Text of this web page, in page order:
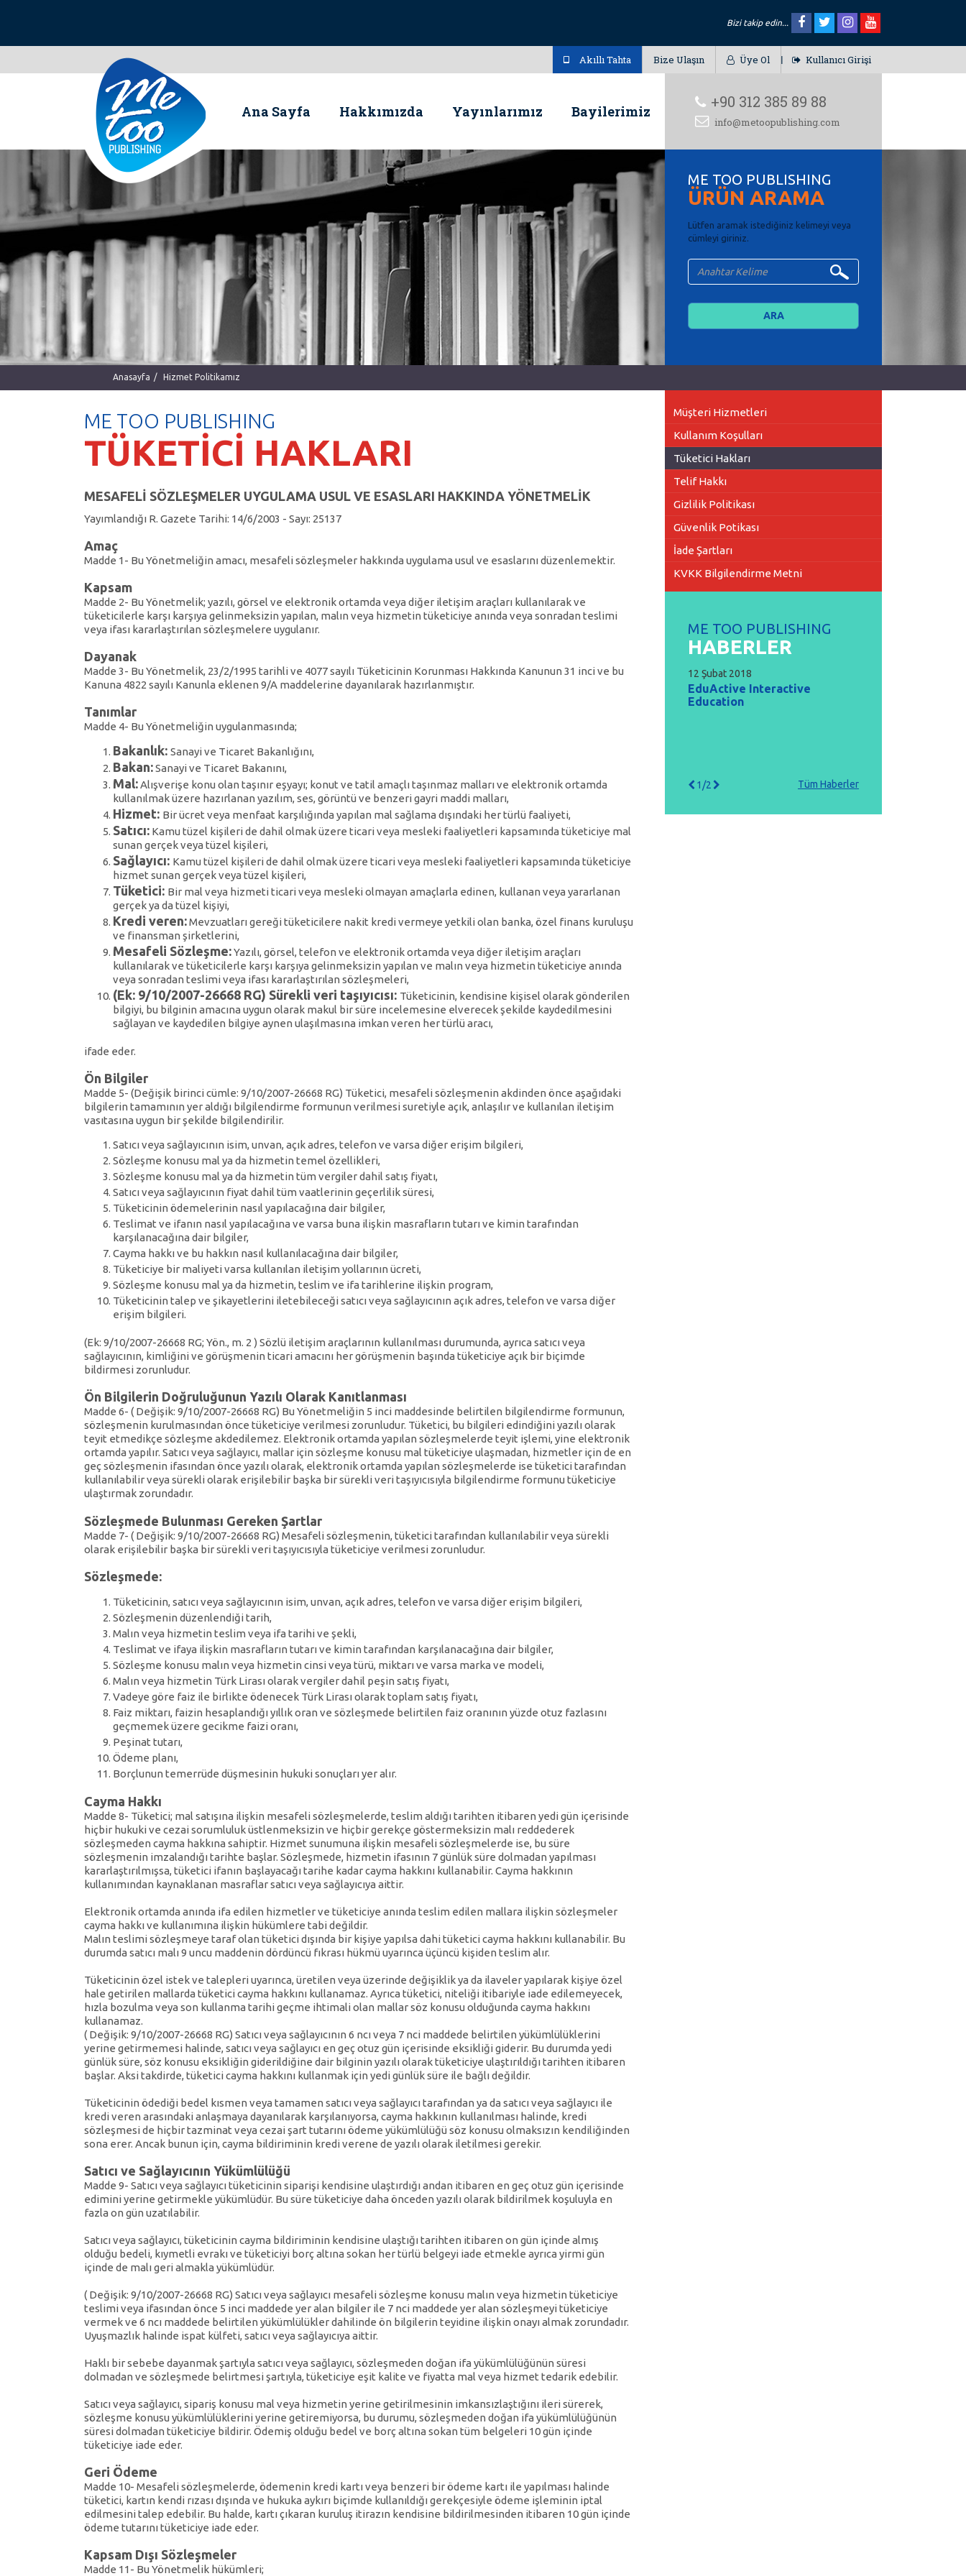
Bizi takip edin...
Akıllı Tahta Bize Ulaşın Üye Ol Kullanıcı Girişi
+90 312 385 89 88
info@metoopublishing.com
Ana Sayfa Hakkımızda Yayınlarımız Bayilerimiz
ME TOO PUBLISHING
ÜRÜN ARAMA
Lütfen aramak istediğiniz kelimeyi veya
cümleyi giriniz.
Anasayfa Hizmet Politikamız
ME TOO PUBLISHING
TÜKETİCİ HAKLARI
MESAFELİ SÖZLEŞMELER UYGULAMA USUL VE ESASLARI HAKKINDA YÖNETMELİK
Yayımlandığı R. Gazete Tarihi: 14/6/2003 - Sayı: 25137
Amaç
Madde 1- Bu Yönetmeliğin amacı, mesafeli sözleşmeler hakkında uygulama usul ve esaslarını düzenlemektir.
Kapsam
Madde 2- Bu Yönetmelik; yazılı, görsel ve elektronik ortamda veya diğer iletişim araçları kullanılarak ve
tüketicilerle karşı karşıya gelinmeksizin yapılan, malın veya hizmetin tüketiciye anında veya sonradan teslimi
veya ifası kararlaştırılan sözleşmelere uygulanır.
Dayanak
Madde 3- Bu Yönetmelik, 23/2/1995 tarihli ve 4077 sayılı Tüketicinin Korunması Hakkında Kanunun 31 inci ve bu
Kanuna 4822 sayılı Kanunla eklenen 9/A maddelerine dayanılarak hazırlanmıştır.
Tanımlar
Madde 4- Bu Yönetmeliğin uygulanmasında;
Bakanlık: Sanayi ve Ticaret Bakanlığını,
Bakan:Sanayi ve Ticaret Bakanını,
Mal:Alışverişe konu olan taşınır eşyayı; konut ve tatil amaçlı taşınmaz malları ve elektronik ortamda
kullanılmak üzere hazırlanan yazılım, ses, görüntü ve benzeri gayri maddi malları,
Hizmet: Bir ücret veya menfaat karşılığında yapılan mal sağlama dışındaki her türlü faaliyeti,
Satıcı: Kamu tüzel kişileri de dahil olmak üzere ticari veya mesleki faaliyetleri kapsamında tüketiciye mal
sunan gerçek veya tüzel kişileri,
Sağlayıcı: Kamu tüzel kişileri de dahil olmak üzere ticari veya mesleki faaliyetleri kapsamında tüketiciye
hizmet sunan gerçek veya tüzel kişileri,
Tüketici: Bir mal veya hizmeti ticari veya mesleki olmayan amaçlarla edinen, kullanan veya yararlanan
gerçek ya da tüzel kişiyi,
Kredi veren:Mevzuatları gereği tüketicilere nakit kredi vermeye yetkili olan banka, özel finans kuruluşu
ve finansman şirketlerini,
Mesafeli Sözleşme:Yazılı, görsel, telefon ve elektronik ortamda veya diğer iletişim araçları
kullanılarak ve tüketicilerle karşı karşıya gelinmeksizin yapılan ve malın veya hizmetin tüketiciye anında
veya sonradan teslimi veya ifası kararlaştırılan sözleşmeleri,
(Ek: 9/10/2007-26668 RG) Sürekli veri taşıyıcısı: Tüketicinin, kendisine kişisel olarak gönderilen
bilgiyi, bu bilginin amacına uygun olarak makul bir süre incelemesine elverecek şekilde kaydedilmesini
sağlayan ve kaydedilen bilgiye aynen ulaşılmasına imkan veren her türlü aracı,
ifade eder.
Ön Bilgiler
Madde 5- (Değişik birinci cümle: 9/10/2007-26668 RG) Tüketici, mesafeli sözleşmenin akdinden önce aşağıdaki
bilgilerin tamamının yer aldığı bilgilendirme formunun verilmesi suretiyle açık, anlaşılır ve kullanılan iletişim
vasıtasına uygun bir şekilde bilgilendirilir.
Satıcı veya sağlayıcının isim, unvan, açık adres, telefon ve varsa diğer erişim bilgileri,
Sözleşme konusu mal ya da hizmetin temel özellikleri,
Sözleşme konusu mal ya da hizmetin tüm vergiler dahil satış fiyatı,
Satıcı veya sağlayıcının fiyat dahil tüm vaatlerinin geçerlilik süresi,
Tüketicinin ödemelerinin nasıl yapılacağına dair bilgiler,
Teslimat ve ifanın nasıl yapılacağına ve varsa buna ilişkin masrafların tutarı ve kimin tarafından
karşılanacağına dair bilgiler,
Cayma hakkı ve bu hakkın nasıl kullanılacağına dair bilgiler,
Tüketiciye bir maliyeti varsa kullanılan iletişim yollarının ücreti,
Sözleşme konusu mal ya da hizmetin, teslim ve ifa tarihlerine ilişkin program,
Tüketicinin talep ve şikayetlerini iletebileceği satıcı veya sağlayıcının açık adres, telefon ve varsa diğer
erişim bilgileri.
(Ek: 9/10/2007-26668 RG; Yön., m. 2 ) Sözlü iletişim araçlarının kullanılması durumunda, ayrıca satıcı veya
sağlayıcının, kimliğini ve görüşmenin ticari amacını her görüşmenin başında tüketiciye açık bir biçimde
bildirmesi zorunludur.
Ön Bilgilerin Doğruluğunun Yazılı Olarak Kanıtlanması
Madde 6- ( Değişik: 9/10/2007-26668 RG) Bu Yönetmeliğin 5 inci maddesinde belirtilen bilgilendirme formunun,
sözleşmenin kurulmasından önce tüketiciye verilmesi zorunludur. Tüketici, bu bilgileri edindiğini yazılı olarak
teyit etmedikçe sözleşme akdedilemez. Elektronik ortamda yapılan sözleşmelerde teyit işlemi, yine elektronik
ortamda yapılır. Satıcı veya sağlayıcı, mallar için sözleşme konusu mal tüketiciye ulaşmadan, hizmetler için de en
geç sözleşmenin ifasından önce yazılı olarak, elektronik ortamda yapılan sözleşmelerde ise tüketici tarafından
kullanılabilir veya sürekli olarak erişilebilir başka bir sürekli veri taşıyıcısıyla bilgilendirme formunu tüketiciye
ulaştırmak zorundadır.
Sözleşmede Bulunması Gereken Şartlar
Madde 7- ( Değişik: 9/10/2007-26668 RG) Mesafeli sözleşmenin, tüketici tarafından kullanılabilir veya sürekli
olarak erişilebilir başka bir sürekli veri taşıyıcısıyla tüketiciye verilmesi zorunludur.
Sözleşmede:
Tüketicinin, satıcı veya sağlayıcının isim, unvan, açık adres, telefon ve varsa diğer erişim bilgileri,
Sözleşmenin düzenlendiği tarih,
Malın veya hizmetin teslim veya ifa tarihi ve şekli,
Teslimat ve ifaya ilişkin masrafların tutarı ve kimin tarafından karşılanacağına dair bilgiler,
Sözleşme konusu malın veya hizmetin cinsi veya türü, miktarı ve varsa marka ve modeli,
Malın veya hizmetin Türk Lirası olarak vergiler dahil peşin satış fiyatı,
Vadeye göre faiz ile birlikte ödenecek Türk Lirası olarak toplam satış fiyatı,
Faiz miktarı, faizin hesaplandığı yıllık oran ve sözleşmede belirtilen faiz oranının yüzde otuz fazlasını
geçmemek üzere gecikme faizi oranı,
Peşinat tutarı,
Ödeme planı,
Borçlunun temerrüde düşmesinin hukuki sonuçları yer alır.
Cayma Hakkı
Madde 8- Tüketici; mal satışına ilişkin mesafeli sözleşmelerde, teslim aldığı tarihten itibaren yedi gün içerisinde
hiçbir hukuki ve cezai sorumluluk üstlenmeksizin ve hiçbir gerekçe göstermeksizin malı reddederek
sözleşmeden cayma hakkına sahiptir. Hizmet sunumuna ilişkin mesafeli sözleşmelerde ise, bu süre
sözleşmenin imzalandığı tarihte başlar. Sözleşmede, hizmetin ifasının 7 günlük süre dolmadan yapılması
kararlaştırılmışsa, tüketici ifanın başlayacağı tarihe kadar cayma hakkını kullanabilir. Cayma hakkının
kullanımından kaynaklanan masraflar satıcı veya sağlayıcıya aittir.
Elektronik ortamda anında ifa edilen hizmetler ve tüketiciye anında teslim edilen mallara ilişkin sözleşmeler
cayma hakkı ve kullanımına ilişkin hükümlere tabi değildir.
Malın teslimi sözleşmeye taraf olan tüketici dışında bir kişiye yapılsa dahi tüketici cayma hakkını kullanabilir. Bu
durumda satıcı malı 9 uncu maddenin dördüncü fıkrası hükmü uyarınca üçüncü kişiden teslim alır.
Tüketicinin özel istek ve talepleri uyarınca, üretilen veya üzerinde değişiklik ya da ilaveler yapılarak kişiye özel
hale getirilen mallarda tüketici cayma hakkını kullanamaz. Ayrıca tüketici, niteliği itibariyle iade edilemeyecek,
hızla bozulma veya son kullanma tarihi geçme ihtimali olan mallar söz konusu olduğunda cayma hakkını
kullanamaz.
( Değişik: 9/10/2007-26668 RG) Satıcı veya sağlayıcının 6 ncı veya 7 nci maddede belirtilen yükümlülüklerini
yerine getirmemesi halinde, satıcı veya sağlayıcı en geç otuz gün içerisinde eksikliği giderir. Bu durumda yedi
günlük süre, söz konusu eksikliğin giderildiğine dair bilginin yazılı olarak tüketiciye ulaştırıldığı tarihten itibaren
başlar. Aksi takdirde, tüketici cayma hakkını kullanmak için yedi günlük süre ile bağlı değildir.
Tüketicinin ödediği bedel kısmen veya tamamen satıcı veya sağlayıcı tarafından ya da satıcı veya sağlayıcı ile
kredi veren arasındaki anlaşmaya dayanılarak karşılanıyorsa, cayma hakkının kullanılması halinde, kredi
sözleşmesi de hiçbir tazminat veya cezai şart tutarını ödeme yükümlülüğü söz konusu olmaksızın kendiliğinden
sona erer. Ancak bunun için, cayma bildiriminin kredi verene de yazılı olarak iletilmesi gerekir.
Satıcı ve Sağlayıcının Yükümlülüğü
Madde 9- Satıcı veya sağlayıcı tüketicinin siparişi kendisine ulaştırdığı andan itibaren en geç otuz gün içerisinde
edimini yerine getirmekle yükümlüdür. Bu süre tüketiciye daha önceden yazılı olarak bildirilmek koşuluyla en
fazla on gün uzatılabilir.
Satıcı veya sağlayıcı, tüketicinin cayma bildiriminin kendisine ulaştığı tarihten itibaren on gün içinde almış
olduğu bedeli, kıymetli evrakı ve tüketiciyi borç altına sokan her türlü belgeyi iade etmekle ayrıca yirmi gün
içinde de malı geri almakla yükümlüdür.
( Değişik: 9/10/2007-26668 RG) Satıcı veya sağlayıcı mesafeli sözleşme konusu malın veya hizmetin tüketiciye
teslimi veya ifasından önce 5 inci maddede yer alan bilgiler ile 7 nci maddede yer alan sözleşmeyi tüketiciye
vermek ve 6 ncı maddede belirtilen yükümlülükler dahilinde ön bilgilerin teyidine ilişkin onayı almak zorundadır.
Uyuşmazlık halinde ispat külfeti, satıcı veya sağlayıcıya aittir.
Haklı bir sebebe dayanmak şartıyla satıcı veya sağlayıcı, sözleşmeden doğan ifa yükümlülüğünün süresi
dolmadan ve sözleşmede belirtmesi şartıyla, tüketiciye eşit kalite ve fiyatta mal veya hizmet tedarik edebilir.
Satıcı veya sağlayıcı, sipariş konusu mal veya hizmetin yerine getirilmesinin imkansızlaştığını ileri sürerek,
sözleşme konusu yükümlülüklerini yerine getiremiyorsa, bu durumu, sözleşmeden doğan ifa yükümlülüğünün
süresi dolmadan tüketiciye bildirir. Ödemiş olduğu bedel ve borç altına sokan tüm belgeleri 10 gün içinde
tüketiciye iade eder.
Geri Ödeme
Madde 10- Mesafeli sözleşmelerde, ödemenin kredi kartı veya benzeri bir ödeme kartı ile yapılması halinde
tüketici, kartın kendi rızası dışında ve hukuka aykırı biçimde kullanıldığı gerekçesiyle ödeme işleminin iptal
edilmesini talep edebilir. Bu halde, kartı çıkaran kuruluş itirazın kendisine bildirilmesinden itibaren 10 gün içinde
ödeme tutarını tüketiciye iade eder.
Kapsam Dışı Sözleşmeler
Madde 11- Bu Yönetmelik hükümleri;
Müşteri Hizmetleri
Kullanım Koşulları
Tüketici Hakları
Telif Hakkı
Gizlilik Politikası
Güvenlik Potikası
İade Şartları
KVKK Bilgilendirme Metni
ME TOO PUBLISHING
HABERLER
12 Şubat 2018
EduActive Interactive
Education
1/2 Tüm Haberler